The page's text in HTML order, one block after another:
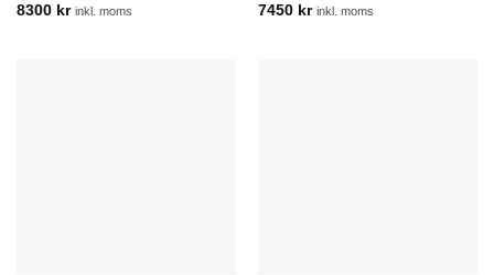
8300 kr inkl. moms
7450 kr inkl. moms